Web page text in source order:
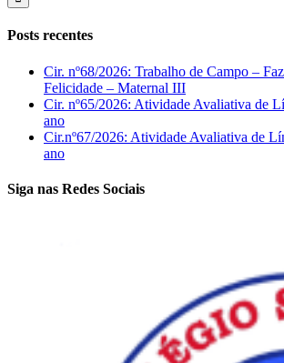
Posts recentes
Cir. nº68/2026: Trabalho de Campo –
Felicidade – Maternal III
Cir. nº65/2026: Atividade Avaliativa de
ano
Cir.nº67/2026: Atividade Avaliativa de
ano
Siga nas Redes Sociais